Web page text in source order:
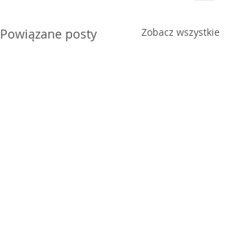
Powiązane posty Zobacz wszystkie